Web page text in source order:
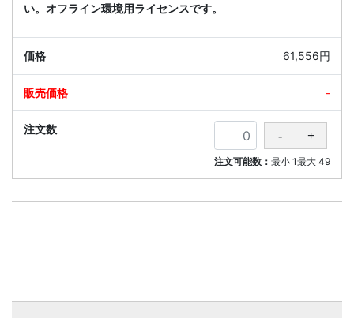
い。オフライン環境用ライセンスです。
61,556円
-
注文可能数： 最小 1最大 49